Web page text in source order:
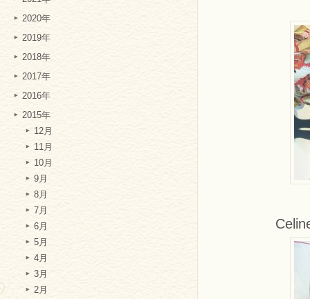
2020年
2019年
2018年
2017年
2016年
2015年
12月
11月
10月
9月
8月
7月
6月
5月
4月
3月
2月